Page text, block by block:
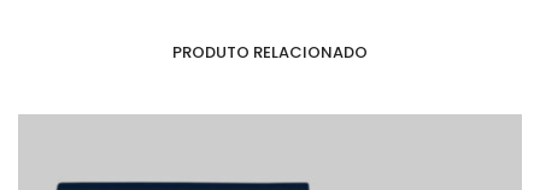
PRODUTO RELACIONADO